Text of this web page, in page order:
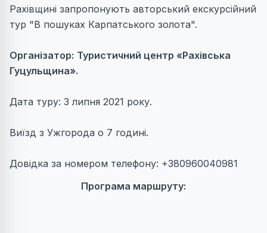
Рахівщині запропонують авторський екскурсійний
тур "В пошуках Карпатського золота".
Організатор: Туристичний центр «Рахівська
Гуцульщина».
Дата туру: 3 липня 2021 року.
Виїзд з Ужгорода о 7 годині.
Довідка за номером телефону: +380960040981
Програма маршруту: